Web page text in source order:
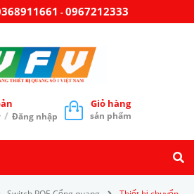
-0967212333
/ Đăng nhập
Giỏ hàng
sản phẩm